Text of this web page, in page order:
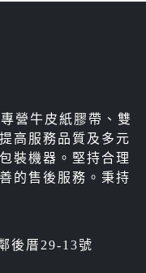
營牛皮紙膠帶、雙
高服務品質及多元
裝機器。堅持合理
的售後服務。秉持
後厝29-13號